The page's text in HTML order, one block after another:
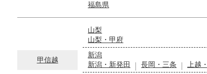
福島県
甲信越
山梨
山梨・甲府
新潟
新潟・新発田
長岡・三条
上越